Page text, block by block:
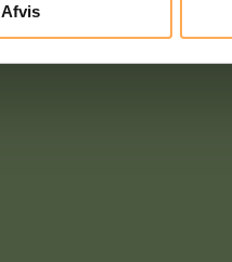
Afvis